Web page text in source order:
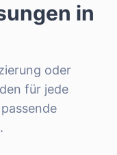
in
oder
für jede